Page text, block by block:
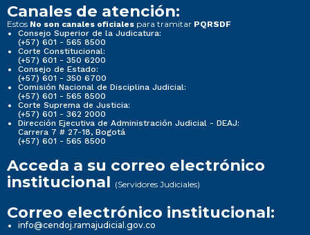
Canales de atención:
Estos No son canales oficiales para tramitar PQRSDF
Consejo Superior de la Judicatura:
(+57) 601 - 565 8500
Corte Constitucional:
(+57) 601 - 350 6200
Consejo de Estado:
(+57) 601 - 350 6700
Comisión Nacional de Disciplina Judicial:
(+57) 601 - 565 8500
Corte Suprema de Justicia:
(+57) 601 - 362 2000
Dirección Ejecutiva de Administración Judicial - DEAJ:
Carrera 7 # 27-18, Bogotá
(+57) 601 - 565 8500
Acceda a su correo electrónico
institucional (Servidores Judiciales)
Correo electrónico institucional:
info@cendoj.ramajudicial.gov.co